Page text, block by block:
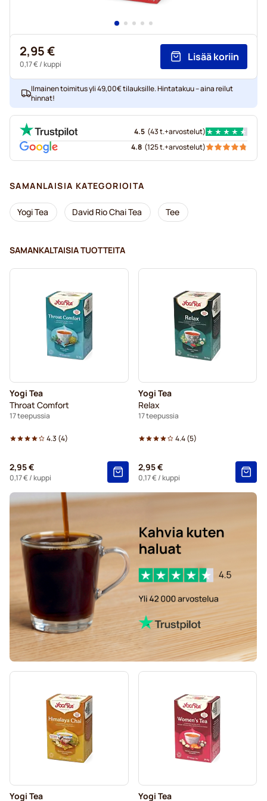
2,95 €
0,17 €/ kuppi
Lisää koriin
Ilmainen toimitus yli 49,00€ tilauksille. Hintatakuu – aina reilut
hinnat!
4.5 (43 t.+arvostelut)
4.8 (125 t.+arvostelut)
SAMANLAISIA KATEGORIOITA
Yogi Tea David Rio Chai Tea Tee
SAMANKALTAISIA TUOTTEITA
Yogi Tea
Throat Comfort
17 teepussia
4.3 (4)
2,95 €
0,17 €/ kuppi
Yogi Tea
Relax
17 teepussia
4.4(5)
2,95 €
0,17 €/ kuppi
Yogi Tea Yogi Tea